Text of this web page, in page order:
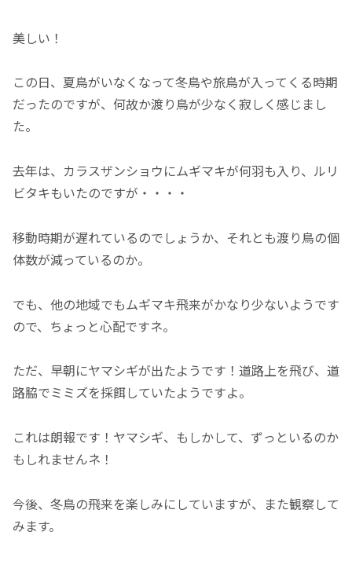
美しい！
この日、夏鳥がいなくなって冬鳥や旅鳥が入ってくる時期
だったのですが、何故か渡り鳥が少なく寂しく感じまし
た。
去年は、カラスザンショウにムギマキが何羽も入り、ルリ
ビタキもいたのですが・・・・
移動時期が遅れているのでしょうか、それとも渡り鳥の個
体数が減っているのか。
でも、他の地域でもムギマキ飛来がかなり少ないようです
ので、ちょっと心配ですネ。
ただ、早朝にヤマシギが出たようです！道路上を飛び、道
路脇でミミズを採餌していたようですよ。
これは朗報です！ヤマシギ、もしかして、ずっといるのか
もしれませんネ！
今後、冬鳥の飛来を楽しみにしていますが、また観察して
みます。